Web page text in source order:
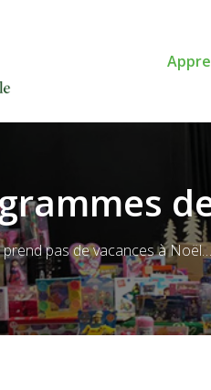
pas de vacances à